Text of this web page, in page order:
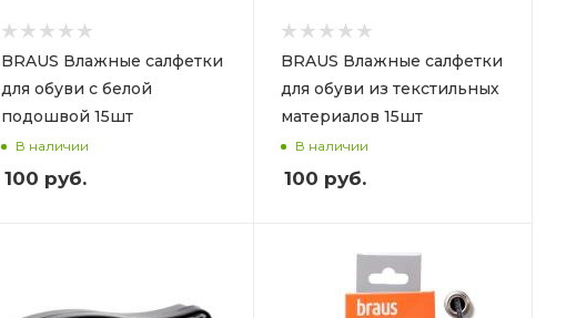
BRAUS Влажные салфетки
для обуви с белой
подошвой 15шт
В наличии
100 руб.
BRAUS Влажные салфетки
для обуви из текстильных
материалов 15шт
В наличии
100 руб.